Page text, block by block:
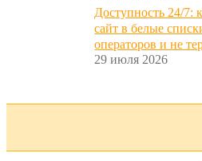
Доступность 24/7:
сайт в белые
операторов и не
29 июля 2026